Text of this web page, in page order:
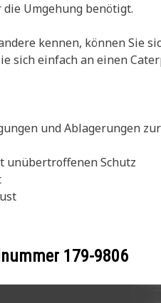
Umgehung benötigt.
kennen, können Sie
sich einfach an einen
und Ablagerungen
unübertroffenen Schutz
179-9806